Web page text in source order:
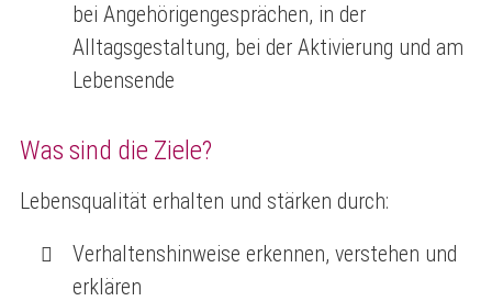
bei Angehörigengesprächen, in der
Alltagsgestaltung, bei der Aktivierung und am
Lebensende
Was sind die Ziele?
Lebensqualität erhalten und stärken durch:
Verhaltenshinweise erkennen, verstehen und
erklären